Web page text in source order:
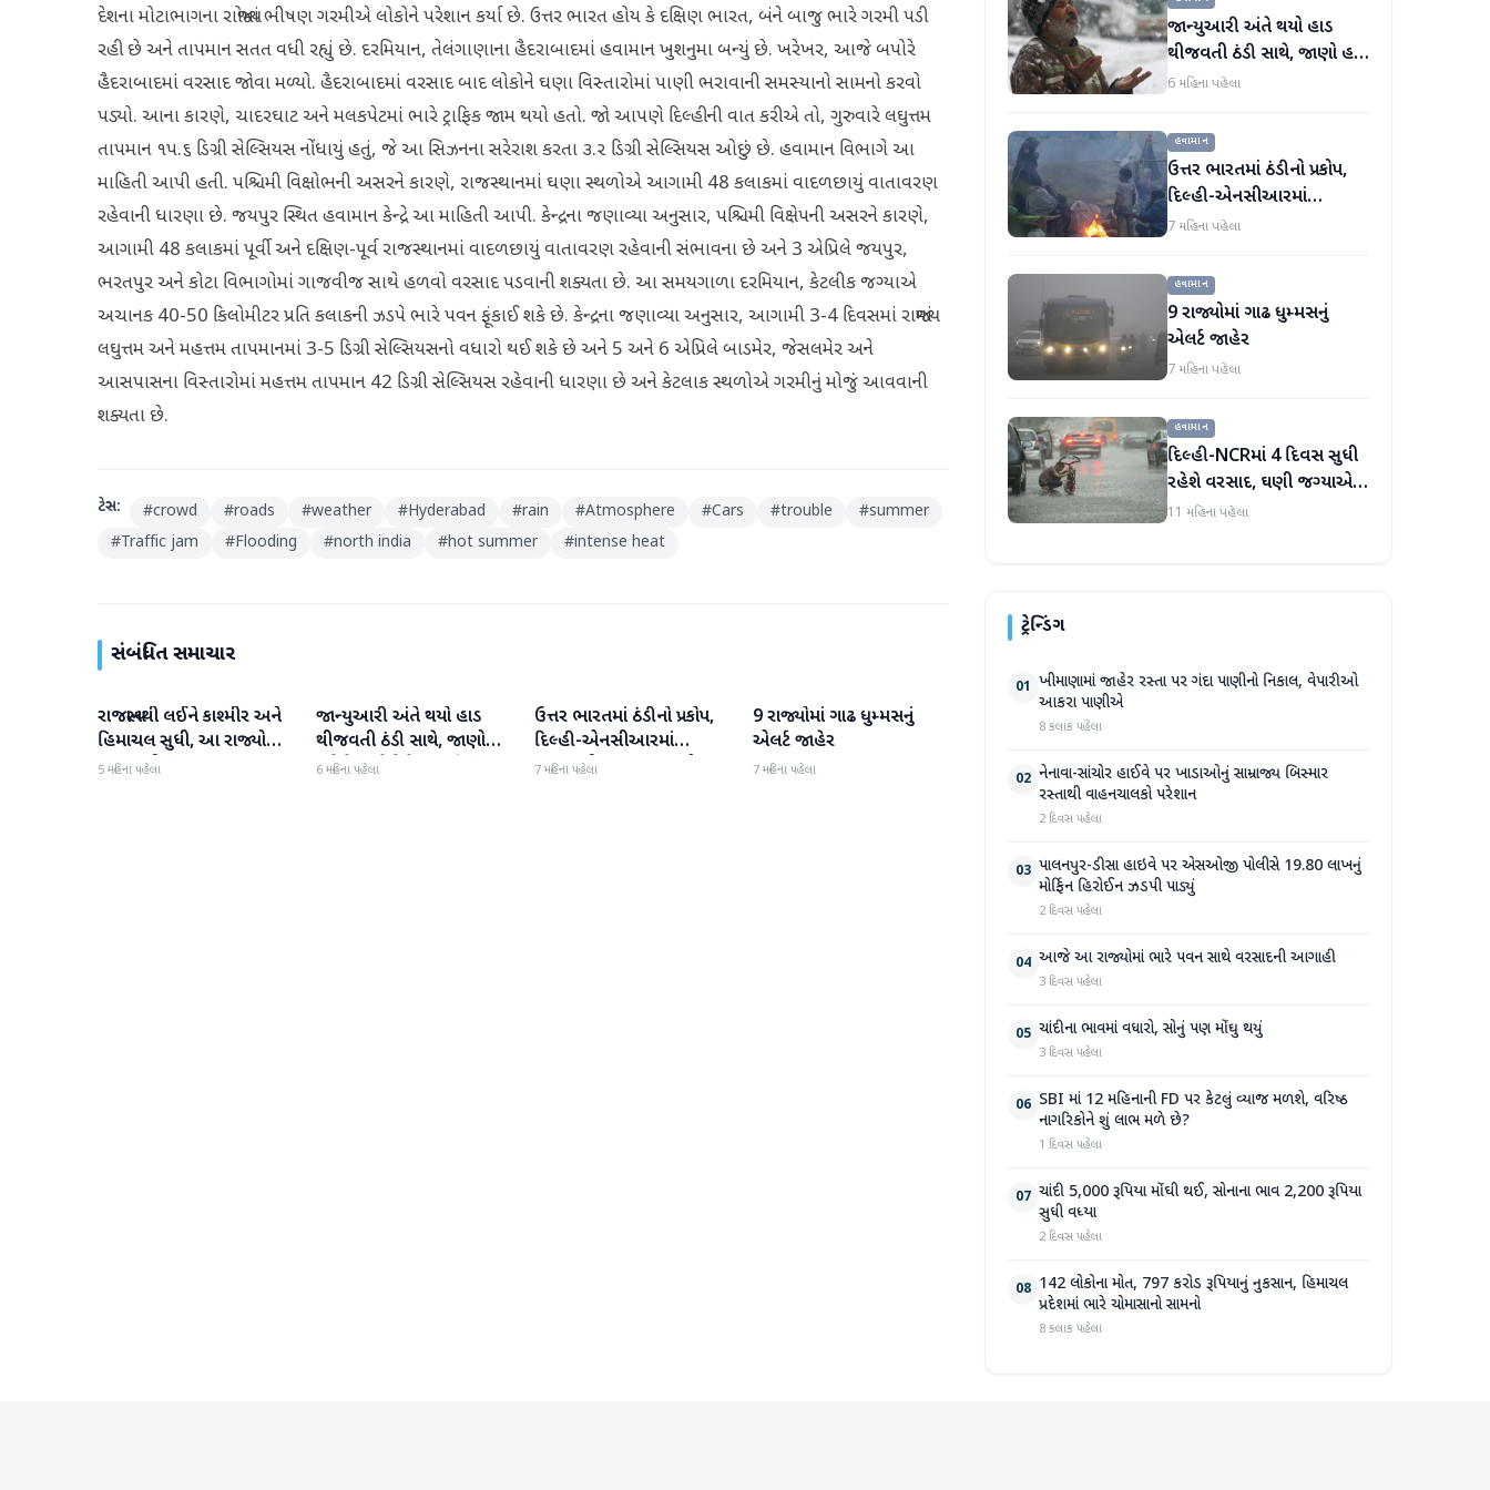
દેશના મોટાભાગના રાજ્યોમાં ભીષણ ગરમીએ લોકોને પરેશાન કર્યા છે. ઉત્તર ભારત હોય કે દક્ષિણ ભારત, બંને બાજુ ભારે ગરમી પડી
રહી છે અને તાપમાન સતત વધી રહ્યું છે. દરમિયાન, તેલંગાણાના હૈદરાબાદમાં હવામાન ખુશનુમા બન્યું છે. ખરેખર, આજે બપોરે
હૈદરાબાદમાં વરસાદ જોવા મળ્યો. હૈદરાબાદમાં વરસાદ બાદ લોકોને ઘણા વિસ્તારોમાં પાણી ભરાવાની સમસ્યાનો સામનો કરવો
પડ્યો. આના કારણે, ચાદરઘાટ અને મલકપેટમાં ભારે ટ્રાફિક જામ થયો હતો. જો આપણે દિલ્હીની વાત કરીએ તો, ગુરુવારે લઘુત્તમ
તાપમાન ૧૫.૬ ડિગ્રી સેલ્સિયસ નોંધાયું હતું, જે આ સિઝનના સરેરાશ કરતા ૩.૨ ડિગ્રી સેલ્સિયસ ઓછું છે. હવામાન વિભાગે આ
માહિતી આપી હતી. પશ્ચિમી વિક્ષોભની અસરને કારણે, રાજસ્થાનમાં ઘણા સ્થળોએ આગામી 48 કલાકમાં વાદળછાયું વાતાવરણ
રહેવાની ધારણા છે. જયપુર સ્થિત હવામાન કેન્દ્રે આ માહિતી આપી. કેન્દ્રના જણાવ્યા અનુસાર, પશ્ચિમી વિક્ષેપની અસરને કારણે,
આગામી 48 કલાકમાં પૂર્વી અને દક્ષિણ-પૂર્વ રાજસ્થાનમાં વાદળછાયું વાતાવરણ રહેવાની સંભાવના છે અને 3 એપ્રિલે જયપુર,
ભરતપુર અને કોટા વિભાગોમાં ગાજવીજ સાથે હળવો વરસાદ પડવાની શક્યતા છે. આ સમયગાળા દરમિયાન, કેટલીક જગ્યાએ
અચાનક 40-50 કિલોમીટર પ્રતિ કલાકની ઝડપે ભારે પવન ફૂંકાઈ શકે છે. કેન્દ્રના જણાવ્યા અનુસાર, આગામી 3-4 દિવસમાં રાજ્યમાં
લઘુત્તમ અને મહત્તમ તાપમાનમાં 3-5 ડિગ્રી સેલ્સિયસનો વધારો થઈ શકે છે અને 5 અને 6 એપ્રિલે બાડમેર, જેસલમેર અને
આસપાસના વિસ્તારોમાં મહત્તમ તાપમાન 42 ડિગ્રી સેલ્સિયસ રહેવાની ધારણા છે અને કેટલાક સ્થળોએ ગરમીનું મોજું આવવાની
શક્યતા છે.
ટેગ્સ: #crowd #roads #weather #Hyderabad #rain #Atmosphere #Cars #trouble #summer
#Traffic jam #Flooding #north india #hot summer #intense heat
સંબંધિત સમાચાર
હવામાન
રાજસ્થાનથી લઈને કાશ્મીર અને
હિમાચલ સુધી, આ રાજ્યોમાં
વરસાદની સંભાવના
5 મહિના પહેલા
હવામાન
જાન્યુઆરી અંતે થયો હાડ
થીજવતી ઠંડી સાથે, જાણો
હવે કેવું રહેશે ફેબ્રુઆરીનું
6 મહિના પહેલા
હવામાન
ઉત્તર ભારતમાં ઠંડીનો પ્રકોપ,
દિલ્હી-એનસીઆરમાં
વરસાદની શક્યતા, જાણો નવા
7 મહિના પહેલા
હવામાન
9 રાજ્યોમાં ગાઢ ધુમ્મસનું
એલર્ટ જાહેર
7 મહિના પહેલા
જાન્યુઆરી અંતે થયો હાડ
થીજવતી ઠંડી સાથે, જાણો હવે
કેવું રહેશે ફેબ્રુઆરીનું હવામાન
6 મહિના પહેલા
હવામાન
ઉત્તર ભારતમાં ઠંડીનો પ્રકોપ,
દિલ્હી-એનસીઆરમાં
વરસાદની શક્યતા, જાણો નવા
7 મહિના પહેલા
હવામાન
9 રાજ્યોમાં ગાઢ ધુમ્મસનું
એલર્ટ જાહેર
7 મહિના પહેલા
હવામાન
દિલ્હી-NCRમાં 4 દિવસ સુધી
રહેશે વરસાદ, ઘણી જગ્યાએ
રેડ એલર્ટ, જાણો મહારાષ્ટ્ર
11 મહિના પહેલા
ટ્રેન્ડિંગ
01 ખીમાણામાં જાહેર રસ્તા પર ગંદા પાણીનો નિકાલ, વેપારીઓ
આકરા પાણીએ
8 કલાક પહેલા
02 નેનાવા-સાંચોર હાઈવે પર ખાડાઓનું સામ્રાજ્ય બિસ્માર
રસ્તાથી વાહનચાલકો પરેશાન
2 દિવસ પહેલા
03 પાલનપુર-ડીસા હાઇવે પર એસઓજી પોલીસે 19.80 લાખનું
મોર્ફિન હિરોઈન ઝડપી પાડ્યું
2 દિવસ પહેલા
04 આજે આ રાજ્યોમાં ભારે પવન સાથે વરસાદની આગાહી
3 દિવસ પહેલા
05 ચાંદીના ભાવમાં વધારો, સોનું પણ મોંઘુ થયું
3 દિવસ પહેલા
06 SBI માં 12 મહિનાની FD પર કેટલું વ્યાજ મળશે, વરિષ્ઠ
નાગરિકોને શું લાભ મળે છે?
1 દિવસ પહેલા
07 ચાંદી 5,000 રૂપિયા મોંઘી થઈ, સોનાના ભાવ 2,200 રૂપિયા
સુધી વધ્યા
2 દિવસ પહેલા
08 142 લોકોના મોત, 797 કરોડ રૂપિયાનું નુકસાન, હિમાચલ
પ્રદેશમાં ભારે ચોમાસાનો સામનો
8 કલાક પહેલા